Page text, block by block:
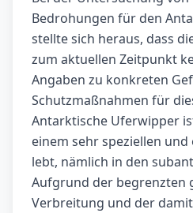
Bedrohungen für den
stellte sich heraus, dass
zum aktuellen Zeitpunkt
Angaben zu konkreten
Schutzmaßnahmen für
Antarktische Uferwipper
einem sehr speziellen
lebt, nämlich in den
Aufgrund der begrenzten
Verbreitung und der